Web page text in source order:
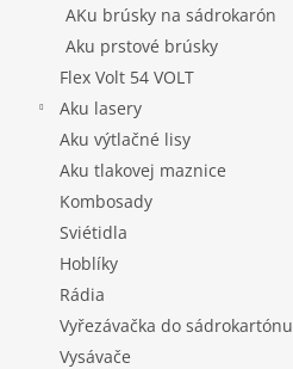
AKu brúsky na sádrokarón
Aku prstové brúsky
Flex Volt 54 VOLT
Aku lasery
Aku výtlačné lisy
Aku tlakovej maznice
Kombosady
Sviétidla
Hoblíky
Rádia
Vyřezávačka do sádrokartónu
Vysávače